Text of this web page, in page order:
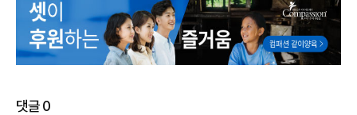
댓글0